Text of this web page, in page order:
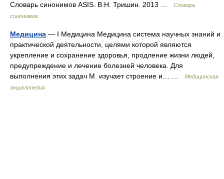
Словарь синонимов ASIS. В.Н. Тришин. 2013 …
Словарь
синонимов
Медицина — I Медицина Медицина система научных знаний и
практической деятельности, целями которой являются
укрепление и сохранение здоровья, продление жизни людей,
предупреждение и лечение болезней человека. Для
выполнения этих задач М. изучает строение и… …
Медицинская
энциклопедия